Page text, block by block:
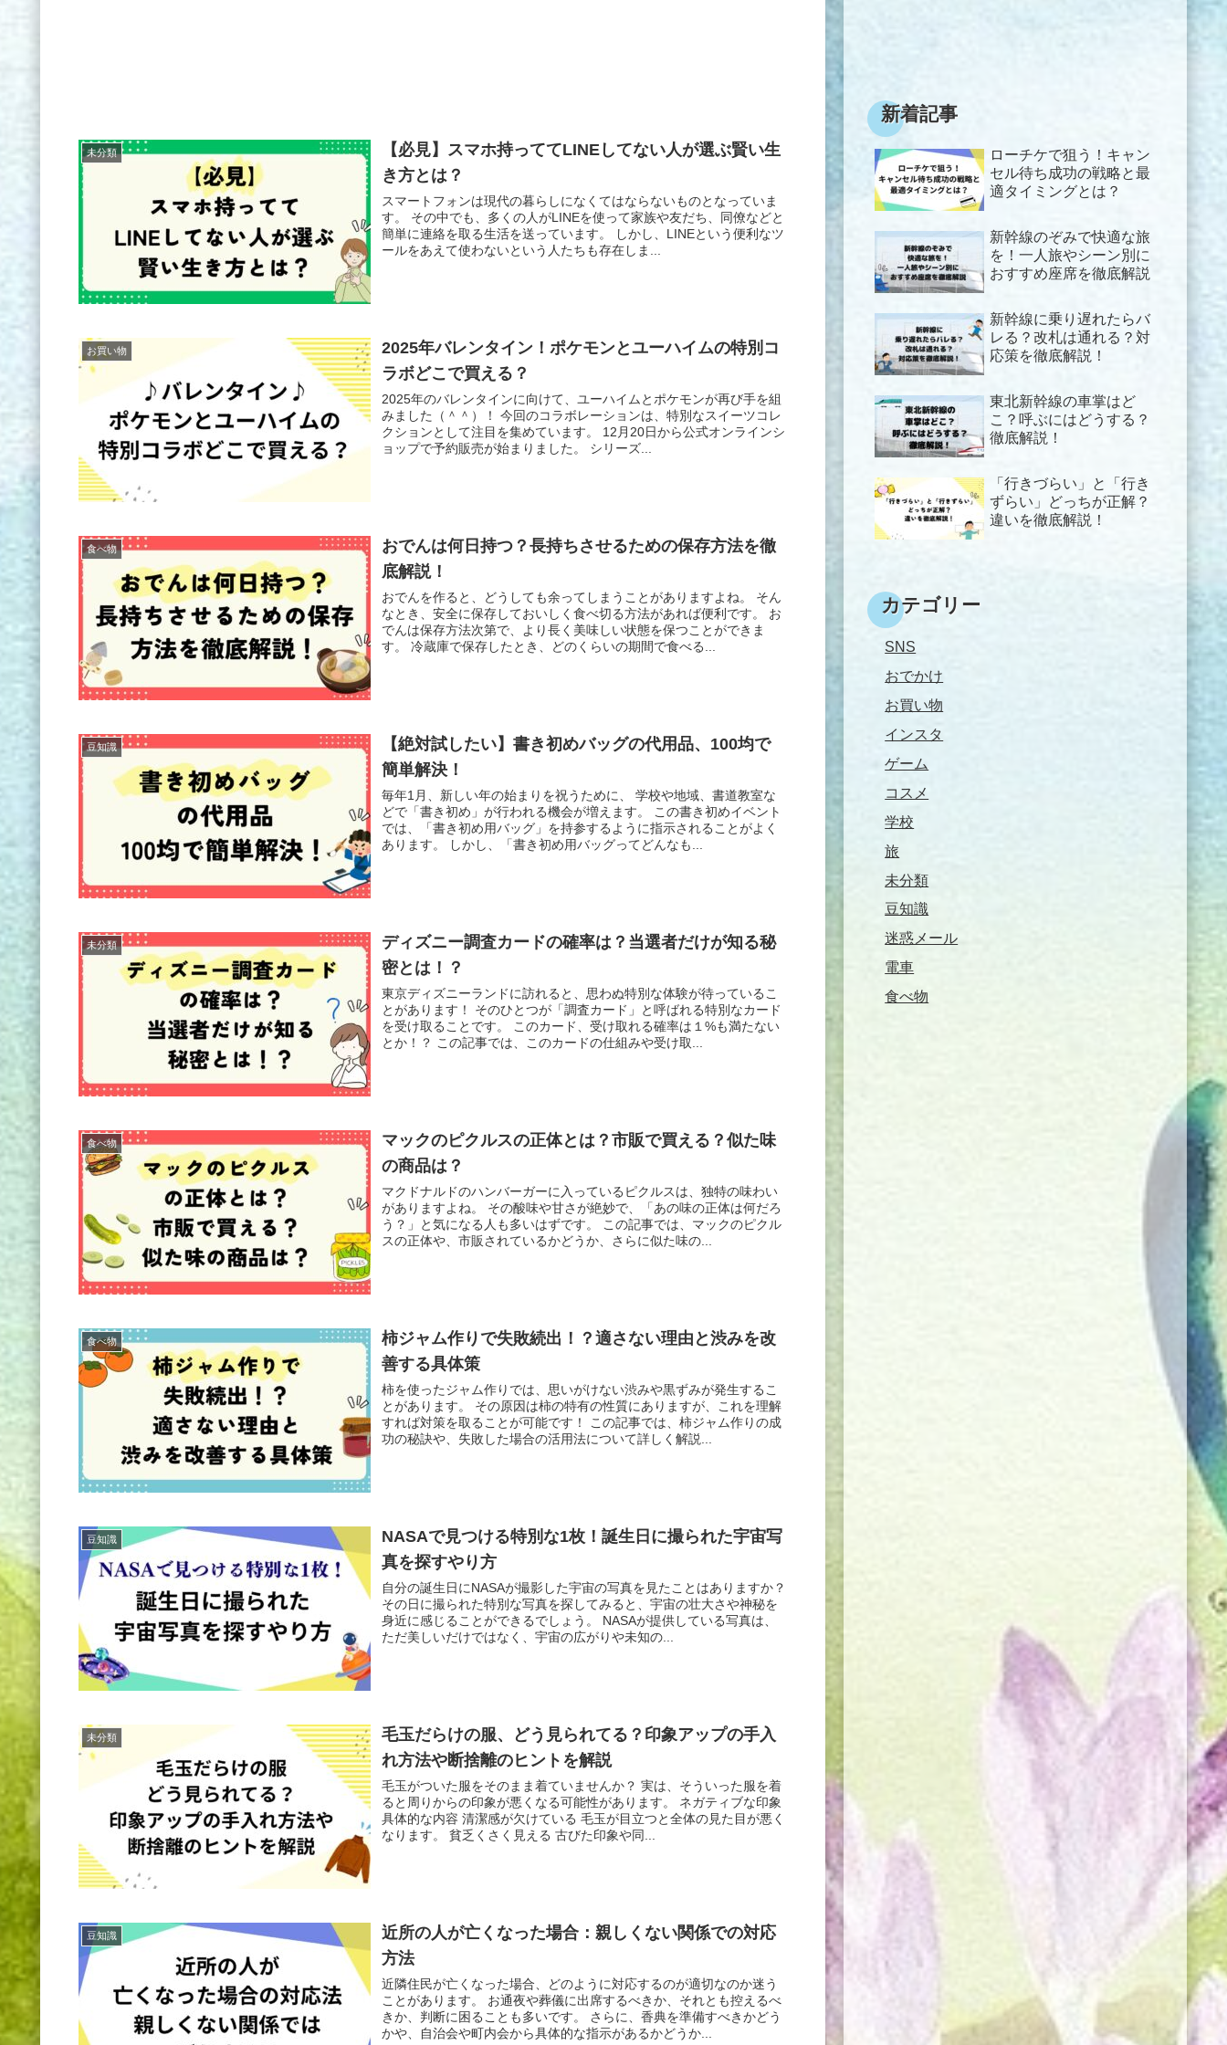
未分類
【必見】スマホ持っててLINEしてない人が選ぶ賢い生
き方とは？
スマートフォンは現代の暮らしになくてはならないものとなっていま
す。 その中でも、多くの人がLINEを使って家族や友だち、同僚などと
簡単に連絡を取る生活を送っています。 しかし、LINEという便利なツ
ールをあえて使わないという人たちも存在しま...
お買い物
2025年バレンタイン！ポケモンとユーハイムの特別コ
ラボどこで買える？
2025年のバレンタインに向けて、ユーハイムとポケモンが再び手を組
みました（＾＾）！ 今回のコラボレーションは、特別なスイーツコレ
クションとして注目を集めています。 12月20日から公式オンラインシ
ョップで予約販売が始まりました。 シリーズ...
食べ物
おでんは何日持つ？長持ちさせるための保存方法を徹
底解説！
おでんを作ると、どうしても余ってしまうことがありますよね。 そん
なとき、安全に保存しておいしく食べ切る方法があれば便利です。 お
でんは保存方法次第で、より長く美味しい状態を保つことができま
す。 冷蔵庫で保存したとき、どのくらいの期間で食べる...
豆知識
【絶対試したい】書き初めバッグの代用品、100均で
簡単解決！
毎年1月、新しい年の始まりを祝うために、 学校や地域、書道教室な
どで「書き初め」が行われる機会が増えます。 この書き初めイベント
では、「書き初め用バッグ」を持参するように指示されることがよく
あります。 しかし、「書き初め用バッグってどんなも...
未分類
ディズニー調査カードの確率は？当選者だけが知る秘
密とは！？
東京ディズニーランドに訪れると、思わぬ特別な体験が待っているこ
とがあります！ そのひとつが「調査カード」と呼ばれる特別なカード
を受け取ることです。 このカード、受け取れる確率は１%も満たない
とか！？ この記事では、このカードの仕組みや受け取...
食べ物
マックのピクルスの正体とは？市販で買える？似た味
の商品は？
マクドナルドのハンバーガーに入っているピクルスは、独特の味わい
がありますよね。 その酸味や甘さが絶妙で、「あの味の正体は何だろ
う？」と気になる人も多いはずです。 この記事では、マックのピクル
スの正体や、市販されているかどうか、さらに似た味の...
食べ物
柿ジャム作りで失敗続出！？適さない理由と渋みを改
善する具体策
柿を使ったジャム作りでは、思いがけない渋みや黒ずみが発生するこ
とがあります。 その原因は柿の特有の性質にありますが、これを理解
すれば対策を取ることが可能です！ この記事では、柿ジャム作りの成
功の秘訣や、失敗した場合の活用法について詳しく解説...
豆知識
NASAで見つける特別な1枚！誕生日に撮られた宇宙写
真を探すやり方
自分の誕生日にNASAが撮影した宇宙の写真を見たことはありますか？
その日に撮られた特別な写真を探してみると、宇宙の壮大さや神秘を
身近に感じることができるでしょう。 NASAが提供している写真は、
ただ美しいだけではなく、宇宙の広がりや未知の...
未分類
毛玉だらけの服、どう見られてる？印象アップの手入
れ方法や断捨離のヒントを解説
毛玉がついた服をそのまま着ていませんか？ 実は、そういった服を着
ると周りからの印象が悪くなる可能性があります。 ネガティブな印象
具体的な内容 清潔感が欠けている 毛玉が目立つと全体の見た目が悪く
なります。 貧乏くさく見える 古びた印象や同...
豆知識
近所の人が亡くなった場合：親しくない関係での対応
方法
近隣住民が亡くなった場合、どのように対応するのが適切なのか迷う
ことがあります。 お通夜や葬儀に出席するべきか、それとも控えるべ
きか、判断に困ることも多いです。 さらに、香典を準備すべきかどう
かや、自治会や町内会から具体的な指示があるかどうか...
新着記事
ローチケで狙う！キャン
セル待ち成功の戦略と最
適タイミングとは？
新幹線のぞみで快適な旅
を！一人旅やシーン別に
おすすめ座席を徹底解説
新幹線に乗り遅れたらバ
レる？改札は通れる？対
応策を徹底解説！
東北新幹線の車掌はど
こ？呼ぶにはどうする？
徹底解説！
「行きづらい」と「行き
ずらい」どっちが正解？
違いを徹底解説！
カテゴリー
SNS
おでかけ
お買い物
インスタ
ゲーム
コスメ
学校
旅
未分類
豆知識
迷惑メール
電車
食べ物